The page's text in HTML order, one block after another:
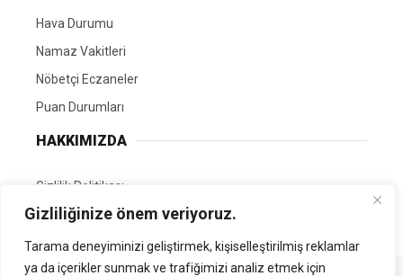
Gizliliğinize önem veriyoruz.
Tarama deneyiminizi geliştirmek, kişiselleştirilmiş reklamlar
ya da içerikler sunmak ve trafiğimizi analiz etmek için
Hava Durumu
Namaz Vakitleri
Nöbetçi Eczaneler
Puan Durumları
HAKKIMIZDA
Gizlilik Politikası
GÖNÜLLÜ EDİTÖRÜMÜZ OL